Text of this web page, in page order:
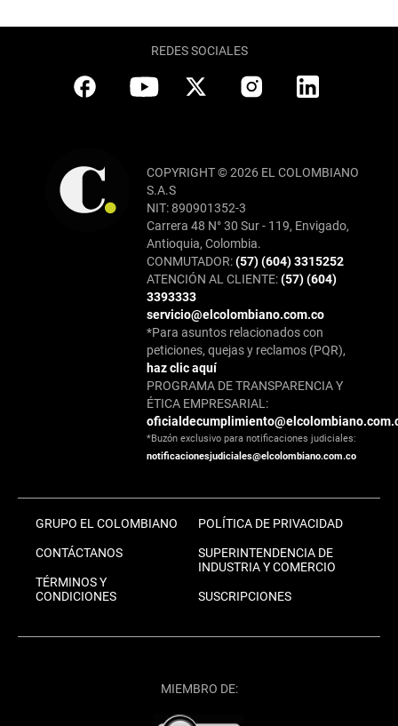
REDES SOCIALES
COPYRIGHT © 2026 EL COLOMBIANO
S.A.S
NIT: 890901352-3
Carrera 48 N° 30 Sur - 119, Envigado,
Antioquia, Colombia.
CONMUTADOR:(57) (604) 3315252
ATENCIÓN AL CLIENTE:(57) (604)
3393333
servicio@elcolombiano.com.co
*Para asuntos relacionados con
peticiones, quejas y reclamos (PQR),
haz clic aquí
PROGRAMA DE TRANSPARENCIA Y
ÉTICA EMPRESARIAL:
*Buzón exclusivo para notificaciones judiciales:
notificacionesjudiciales@elcolombiano.com.co
GRUPO EL COLOMBIANO
CONTÁCTANOS
TÉRMINOS Y
CONDICIONES
POLÍTICA DE PRIVACIDAD
SUPERINTENDENCIA DE
INDUSTRIA Y COMERCIO
SUSCRIPCIONES
MIEMBRO DE: